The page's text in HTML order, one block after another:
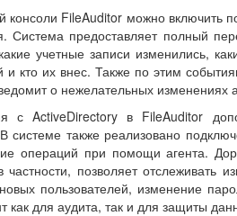
консоли FileAuditor можно включить
Система предоставляет полный
учетные записи изменились,
и кто их внес. Также по этим
о нежелательных изменениях
с ActiveDirectory в FileAuditor
системе также реализовано
операций при помощи агента.
частности, позволяет отслеживать
пользователей, изменение
как для аудита, так и для защиты